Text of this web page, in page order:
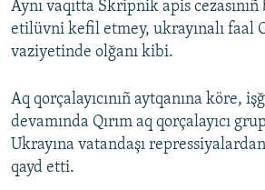
Aynı vaqıtta Skripnik apis
etilüvni kefil etmey, ukrayınalı faal
vaziyetinde olğanı kibi.
Aq qorçalayıcınıñ aytqanına köre,
devamında Qırım aq qorçalayıcı
Ukrayına vatandaşı
qayd etti.